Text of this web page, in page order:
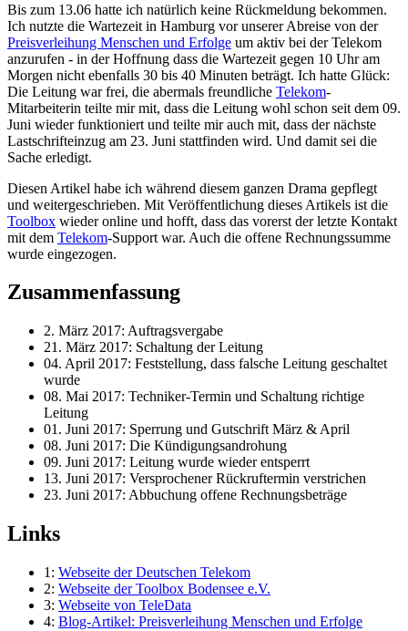
Bis zum 13.06 hatte ich natürlich keine Rückmeldung bekommen.
Ich nutzte die Wartezeit in Hamburg vor unserer Abreise von der
Preisverleihung Menschen und Erfolge um aktiv bei der Telekom
anzurufen - in der Hoffnung dass die Wartezeit gegen 10 Uhr am
Morgen nicht ebenfalls 30 bis 40 Minuten beträgt. Ich hatte Glück:
Die Leitung war frei, die abermals freundliche Telekom-
Mitarbeiterin teilte mir mit, dass die Leitung wohl schon seit dem 09.
Juni wieder funktioniert und teilte mir auch mit, dass der nächste
Lastschrifteinzug am 23. Juni stattfinden wird. Und damit sei die
Sache erledigt.
Diesen Artikel habe ich während diesem ganzen Drama gepflegt
und weitergeschrieben. Mit Veröffentlichung dieses Artikels ist die
Toolbox wieder online und hofft, dass das vorerst der letzte Kontakt
mit dem Telekom-Support war. Auch die offene Rechnungssumme
wurde eingezogen.
Zusammenfassung
2. März 2017: Auftragsvergabe
21. März 2017: Schaltung der Leitung
04. April 2017: Feststellung, dass falsche Leitung geschaltet
wurde
08. Mai 2017: Techniker-Termin und Schaltung richtige
Leitung
01. Juni 2017: Sperrung und Gutschrift März & April
08. Juni 2017: Die Kündigungsandrohung
09. Juni 2017: Leitung wurde wieder entsperrt
13. Juni 2017: Versprochener Rückruftermin verstrichen
23. Juni 2017: Abbuchung offene Rechnungsbeträge
Links
1: Webseite der Deutschen Telekom
2: Webseite der Toolbox Bodensee e.V.
3: Webseite von TeleData
4: Blog-Artikel: Preisverleihung Menschen und Erfolge